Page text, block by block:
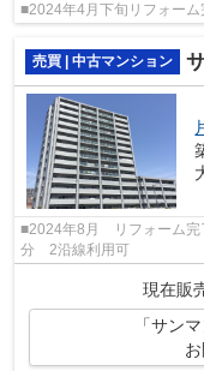
■2024年4月下旬リフォー
売買 | 中古マンション
■2024年8月 リフォーム
分 2沿線利用可
現在販
「サン